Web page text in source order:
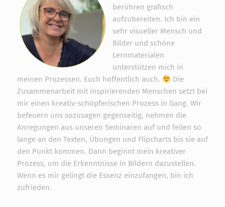
berühren grafisch
aufzubereiten. Ich bin ein
sehr visueller Mensch und
Bilder und schöne
Lernmaterialen
unterstützen mich in
meinen Prozessen. Euch hoffentlich auch.
Die
Zusammenarbeit mit inspirierenden Menschen setzt bei
mir einen kreativ-schöpferischen Prozess in Gang. Wir
befeuern uns sozusagen gegenseitig, nehmen die
Anregungen aus unseren Seminaren auf und feilen so
lange an den Texten, Übungen und Flipcharts bis sie auf
den Punkt kommen. Dann beginnt mein kreativer
Prozess, um die Erkenntnisse in Bildern dazustellen.
Wenn es mir gelingt die Essenz einzufangen, bin ich
zufrieden.
Widerrufsformular
Widerruf bestätigen